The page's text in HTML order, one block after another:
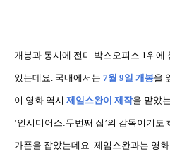
개봉과 동시에 전미 박스오피스 1 위에
있는데요 국내에서는 7월 9일 개봉을
이 영화 역시 제임스완이 제작을 맡았
‘인시디어스:두번째 집 ’의 감독이기도
가폰을 잡았는데요 제임스완과는 영화